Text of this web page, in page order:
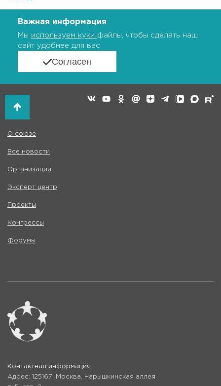
Важная информация
Мы используем куки файлы, чтобы сделать наш
сайт удобнее для вас
Согласен
О союзе
Все новости
Организации
Эксперт центр
Проекты
Конгрессы
Форумы
Контактная информация
Адрес: 125167, Москва, Нарышкинская аллея